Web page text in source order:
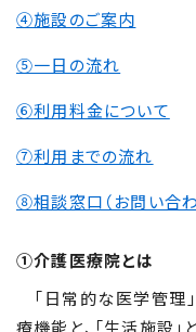
④施設のご案内
⑤一日の流れ
⑥利用料金について
⑦利用までの流れ
⑧相談窓口（お問い合わ
①介護医療院とは
「日常的な医学管理
療機能と、「生活施設」